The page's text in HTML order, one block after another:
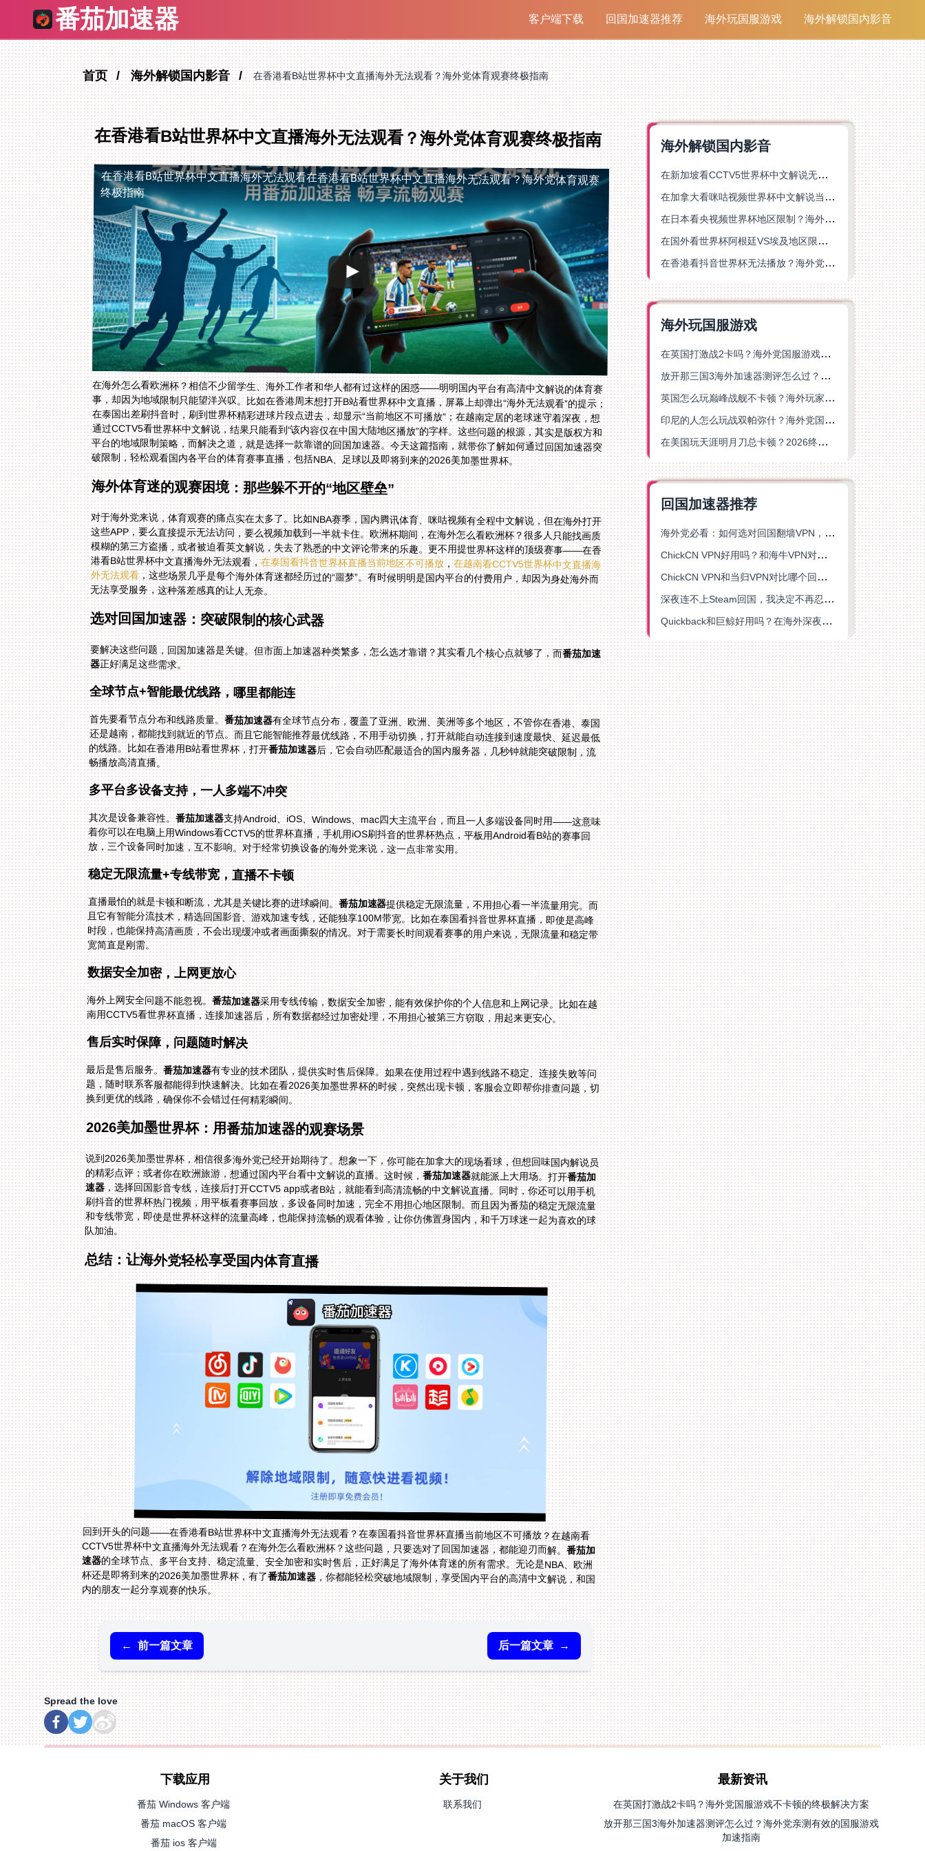
番茄加速器 客户端下载 回国加速器推荐 海外玩国服游戏 海外解锁国内影音
首页 海外解锁国内影音 在香港看B站世界杯中文直播海外无法观看？海外党体育观赛终极指南
在香港看B站世界杯中文直播海外无法观看？海外党体育观赛终极指南
在香港看B站世界杯中文直播海外无法观看在香港看B站世界杯中文直播海外无法观看？海外党体育观赛
终极指南
在海外怎么看欧洲杯？相信不少留学生、海外工作者和华人都有过这样的困惑——明明国内平台有高清中文解说的体育赛
事，却因为地域限制只能望洋兴叹。比如在香港周末想打开B站看世界杯中文直播，屏幕上却弹出“海外无法观看”的提示；
在泰国出差刷抖音时，刷到世界杯精彩进球片段点进去，却显示“当前地区不可播放”；在越南定居的老球迷守着深夜，想
通过CCTV5看世界杯中文解说，结果只能看到“该内容仅在中国大陆地区播放”的字样。这些问题的根源，其实是版权方和
平台的地域限制策略，而解决之道，就是选择一款靠谱的回国加速器。今天这篇指南，就带你了解如何通过回国加速器突
破限制，轻松观看国内各平台的体育赛事直播，包括NBA、足球以及即将到来的2026美加墨世界杯。
海外体育迷的观赛困境：那些躲不开的“地区壁垒”
对于海外党来说，体育观赛的痛点实在太多了。比如NBA赛季，国内腾讯体育、咪咕视频有全程中文解说，但在海外打开
这些APP，要么直接提示无法访问，要么视频加载到一半就卡住。欧洲杯期间，在海外怎么看欧洲杯？很多人只能找画质
模糊的第三方盗播，或者被迫看英文解说，失去了熟悉的中文评论带来的乐趣。更不用提世界杯这样的顶级赛事——在香
港看B站世界杯中文直播海外无法观看，在泰国看抖音世界杯直播当前地区不可播放，在越南看CCTV5世界杯中文直播海
外无法观看，这些场景几乎是每个海外体育迷都经历过的“噩梦”。有时候明明是国内平台的付费用户，却因为身处海外而
无法享受服务，这种落差感真的让人无奈。
选对回国加速器：突破限制的核心武器
要解决这些问题，回国加速器是关键。但市面上加速器种类繁多，怎么选才靠谱？其实看几个核心点就够了，而番茄加速
器正好满足这些需求。
全球节点+智能最优线路，哪里都能连
首先要看节点分布和线路质量。番茄加速器有全球节点分布，覆盖了亚洲、欧洲、美洲等多个地区，不管你在香港、泰国
还是越南，都能找到就近的节点。而且它能智能推荐最优线路，不用手动切换，打开就能自动连接到速度最快、延迟最低
的线路。比如在香港用B站看世界杯，打开番茄加速器后，它会自动匹配最适合的国内服务器，几秒钟就能突破限制，流
畅播放高清直播。
多平台多设备支持，一人多端不冲突
其次是设备兼容性。番茄加速器支持Android、iOS、Windows、mac四大主流平台，而且一人多端设备同时用——这意味
着你可以在电脑上用Windows看CCTV5的世界杯直播，手机用iOS刷抖音的世界杯热点，平板用Android看B站的赛事回
放，三个设备同时加速，互不影响。对于经常切换设备的海外党来说，这一点非常实用。
稳定无限流量+专线带宽，直播不卡顿
直播最怕的就是卡顿和断流，尤其是关键比赛的进球瞬间。番茄加速器提供稳定无限流量，不用担心看一半流量用完。而
且它有智能分流技术，精选回国影音、游戏加速专线，还能独享100M带宽。比如在泰国看抖音世界杯直播，即使是高峰
时段，也能保持高清画质，不会出现缓冲或者画面撕裂的情况。对于需要长时间观看赛事的用户来说，无限流量和稳定带
宽简直是刚需。
数据安全加密，上网更放心
海外上网安全问题不能忽视。番茄加速器采用专线传输，数据安全加密，能有效保护你的个人信息和上网记录。比如在越
南用CCTV5看世界杯直播，连接加速器后，所有数据都经过加密处理，不用担心被第三方窃取，用起来更安心。
售后实时保障，问题随时解决
最后是售后服务。番茄加速器有专业的技术团队，提供实时售后保障。如果在使用过程中遇到线路不稳定、连接失败等问
题，随时联系客服都能得到快速解决。比如在看2026美加墨世界杯的时候，突然出现卡顿，客服会立即帮你排查问题，切
换到更优的线路，确保你不会错过任何精彩瞬间。
2026美加墨世界杯：用番茄加速器的观赛场景
说到2026美加墨世界杯，相信很多海外党已经开始期待了。想象一下，你可能在加拿大的现场看球，但想回味国内解说员
的精彩点评；或者你在欧洲旅游，想通过国内平台看中文解说的直播。这时候，番茄加速器就能派上大用场。打开番茄加
速器，选择回国影音专线，连接后打开CCTV5 app或者B站，就能看到高清流畅的中文解说直播。同时，你还可以用手机
刷抖音的世界杯热门视频，用平板看赛事回放，多设备同时加速，完全不用担心地区限制。而且因为番茄的稳定无限流量
和专线带宽，即使是世界杯这样的流量高峰，也能保持流畅的观看体验，让你仿佛置身国内，和千万球迷一起为喜欢的球
队加油。
总结：让海外党轻松享受国内体育直播
回到开头的问题——在香港看B站世界杯中文直播海外无法观看？在泰国看抖音世界杯直播当前地区不可播放？在越南看
CCTV5世界杯中文直播海外无法观看？在海外怎么看欧洲杯？这些问题，只要选对了回国加速器，都能迎刃而解。番茄加
速器的全球节点、多平台支持、稳定流量、安全加密和实时售后，正好满足了海外体育迷的所有需求。无论是NBA、欧洲
杯还是即将到来的2026美加墨世界杯，有了番茄加速器，你都能轻松突破地域限制，享受国内平台的高清中文解说，和国
内的朋友一起分享观赛的快乐。
← 前一篇文章 后一篇文章 →
海外解锁国内影音
在新加坡看CCTV5世界杯中文解说无法播放？这篇指南帮你解锁海外体育直播自由
在加拿大看咪咕视频世界杯中文解说当前地区不可播放？这篇指南帮你一键解决
在日本看央视频世界杯地区限制？海外党体育赛事观看终极指南
在国外看世界杯阿根廷VS埃及地区限制？这篇指南帮你搞定中文直播+解说
在香港看抖音世界杯无法播放？海外党体育赛事中文直播终极指南
海外玩国服游戏
在英国打激战2卡吗？海外党国服游戏不卡顿的终极解决方案
放开那三国3海外加速器测评怎么过？海外党亲测有效的国服游戏加速指南
英国怎么玩巅峰战舰不卡顿？海外玩家国服游戏加速器终极指南
印尼的人怎么玩战双帕弥什？海外党国服游戏加速避坑指南
在美国玩天涯明月刀总卡顿？2026终极指南：选对加速器让你丝滑连招
回国加速器推荐
海外党必看：如何选对回国翻墙VPN，无缝解锁国内资源？
ChickCN VPN好用吗？和海牛VPN对比哪个回国效果更好？
ChickCN VPN和当归VPN对比哪个回国效果更好？海外党亲测后选了它
深夜连不上Steam回国，我决定不再忍受这数字鸿沟
Quickback和巨鲸好用吗？在海外深夜想刷B站、追爱奇艺的你，或许正需要这份答案
Spread the love
下载应用
番茄 Windows 客户端
番茄 macOS 客户端
番茄 ios 客户端
关于我们
联系我们
最新资讯
在英国打激战2卡吗？海外党国服游戏不卡顿的终极解决方案
放开那三国3海外加速器测评怎么过？海外党亲测有效的国服游戏
加速指南